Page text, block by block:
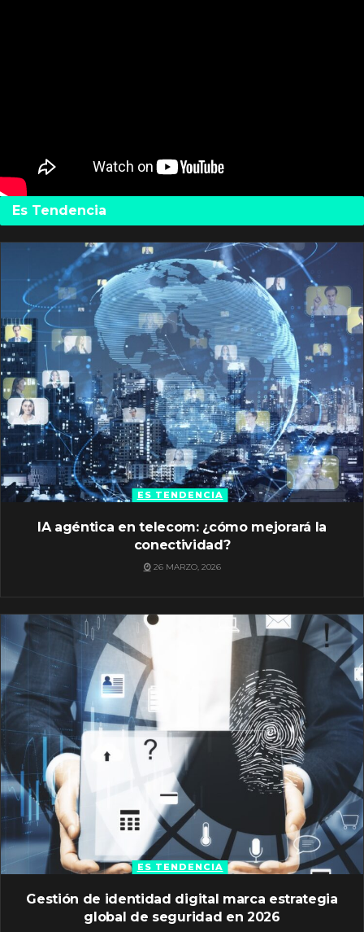
Es Tendencia
ES TENDENCIA
IA agéntica en telecom: ¿cómo mejorará la
conectividad?
26 MARZO, 2026
ES TENDENCIA
Gestión de identidad digital marca estrategia
global de seguridad en 2026